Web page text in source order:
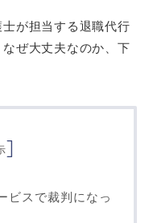
が担当する退職代行
ぜ大丈夫なのか、下
]
ビスで裁判になっ